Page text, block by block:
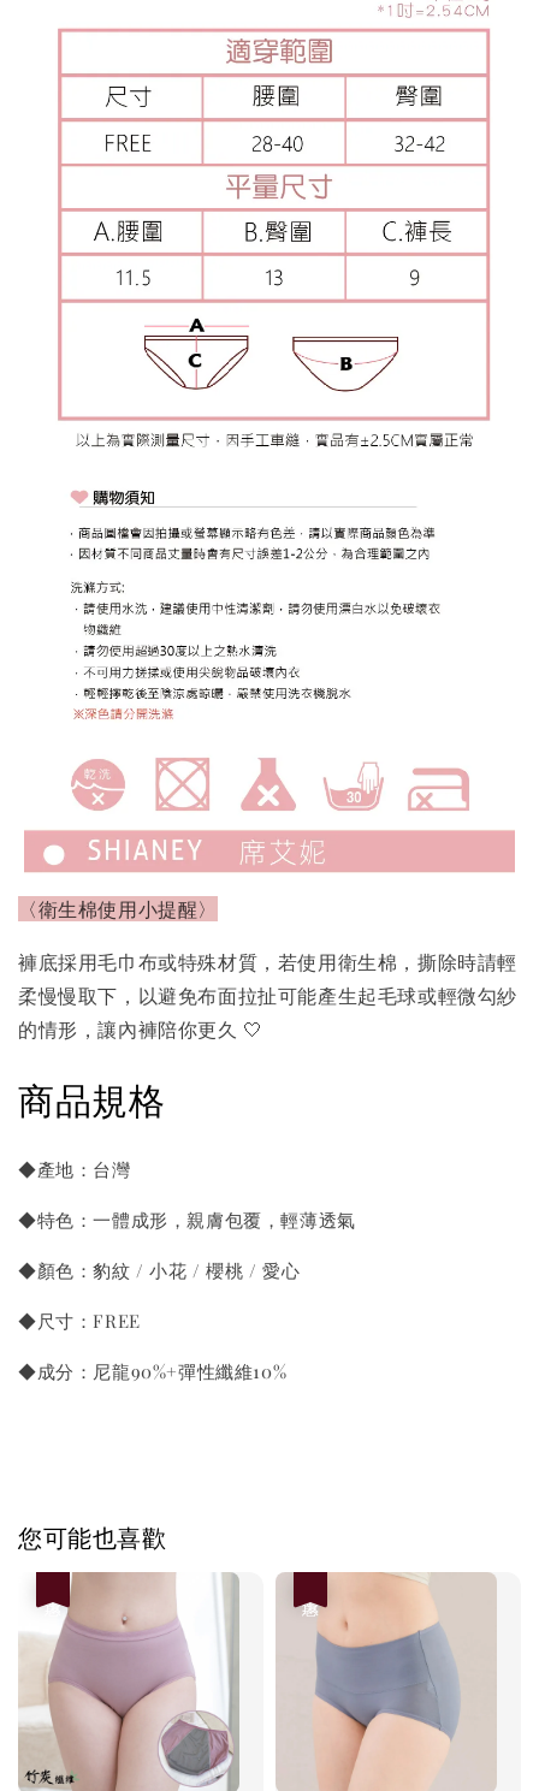
〈衛生棉使用小提醒〉
褲底採用毛巾布或特殊材質，若使用衛生棉，撕除時請輕
柔慢慢取下，以避免布面拉扯可能產生起毛球或輕微勾紗
的情形，讓內褲陪你更久 🤍
商品規格
◆產地：台灣
◆特色：一體成形，親膚包覆，輕薄透氣
◆顏色：豹紋 / 小花 / 櫻桃 / 愛心
◆尺寸：FREE
◆成分：尼龍90%+彈性纖維10%
您可能也喜歡